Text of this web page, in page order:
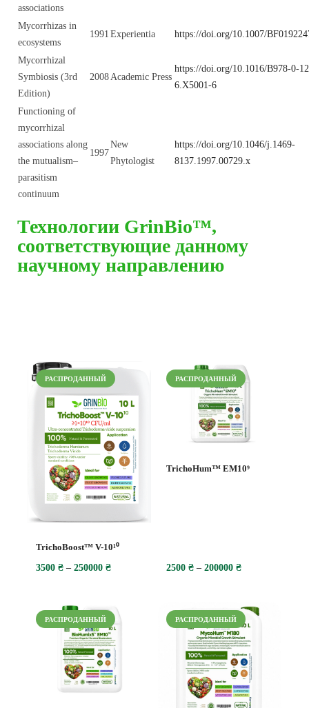
associations
Mycorrhizas in
ecosystems
1991 Experientia https://doi.org/10.1007/
Mycorrhizal
Symbiosis (3rd
Edition)
2008Academic Press
https://doi.org/10.1016/B978-0-
6.X5001-6
Functioning of
mycorrhizal
associations along
the mutualism–
parasitism
continuum
1997
New
Phytologist
https://doi.org/10.1046/j.1469-
8137.1997.00729.x
Технологии GrinBio™,
соответствующие данному
научному направлению
РАСПРОДАННЫЙ
TrichoBoost™ V-10¹⁰
3500 ₴ – 250000 ₴
РАСПРОДАННЫЙ
TrichoHum™ EM10⁹
2500 ₴ – 200000 ₴
РАСПРОДАННЫЙ РАСПРОДАННЫЙ